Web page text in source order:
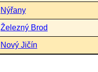
Nýřany
Železný Brod
Nový Jičín